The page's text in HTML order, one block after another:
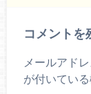
コメントを
メールアド
が付いてい